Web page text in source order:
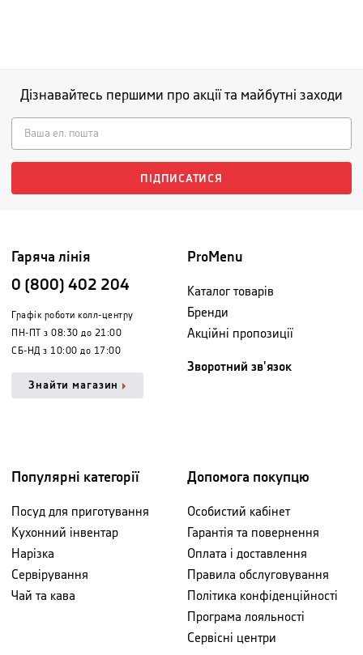
Дізнавайтесь першими про акції та майбутні заходи
ПІДПИСАТИСЯ
Гаряча лінія
0 (800) 402 204
Графік роботи колл-центру
ПН-ПТ з 08:30 до 21:00
СБ-НД з 10:00 до 17:00
Знайти магазин
ProMenu
Каталог товарів
Бренди
Акційні пропозиції
Зворотний зв'язок
Популярні категорії
Посуд для приготування
Кухонний інвентар
Нарізка
Сервірування
Чай та кава
Допомога покупцю
Особистий кабінет
Гарантія та повернення
Оплата і доставлення
Правила обслуговування
Політика конфіденційності
Програма лояльності
Сервісні центри